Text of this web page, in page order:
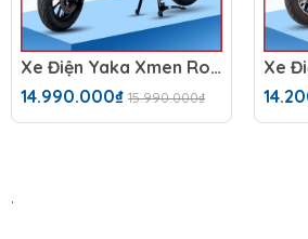
Xe Điện Yaka Xmen Romansp
14.990.000₫ 15.990.000₫
Xe
.